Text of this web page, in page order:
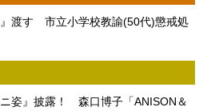
渡す 市立小学校教諭(50代)懲戒処
姿』披露！ 森口博子「ANISON＆